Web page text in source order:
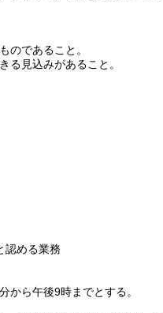
のであること。
る見込みがあること。
認める業務
から午後9時までとする。